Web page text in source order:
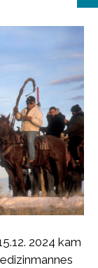
2024 kam